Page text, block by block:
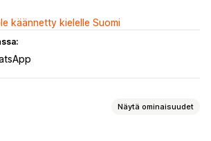
käännetty kielelle Suomi
Näytä ominaisuudet